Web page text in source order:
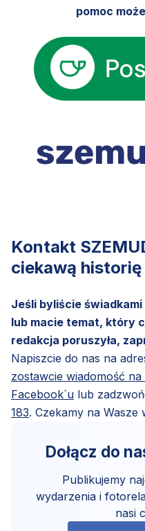
pomoc
Kontakt
ciekawą
Jeśli byliście
lub macie temat, który
redakcja poruszyła,
Napiszcie do nas na
zostawcie wiadomość
Facebook`u lub
183. Czekamy na Wasze
Dołącz do
Publikujemy
wydarzenia i
nasi